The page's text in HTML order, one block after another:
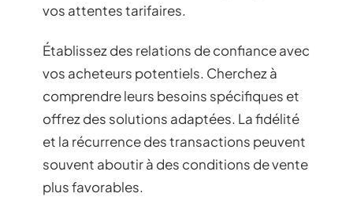
vos attentes tarifaires.
Établissez des relations de confiance avec
vos acheteurs potentiels. Cherchez à
comprendre leurs besoins spécifiques et
offrez des solutions adaptées. La fidélité
et la récurrence des transactions peuvent
souvent aboutir à des conditions de vente
plus favorables.